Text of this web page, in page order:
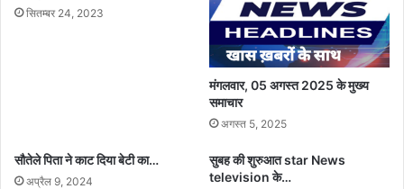
सितम्बर 24, 2023
मंगलवार, 05 अगस्त 2025 के मुख्य
समाचार
अगस्त 5, 2025
सौतेले पिता ने काट दिया बेटी का…
अप्रैल 9, 2024
सुबह की शुरुआत star News
television के…